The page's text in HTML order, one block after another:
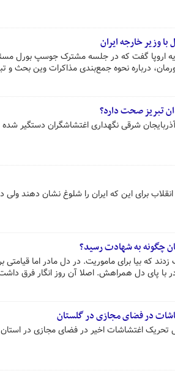
با وزیر خارجه ایران
اروپا گفت که در جلسه مشترک جوسپ بورل
درباره نحوه جمع‌بندی مذاکرات وین بحث
تبریز صحت دارد؟
انقلاب برای این که ایران را شلوغ نشان دهند
زدند که بیا برای ماموریت. در دل مادر اما
با پای دل همراهش. اصلا آن روز انگار فرق
در فضای مجازی در گلستان
تحریک اغتشاشات اخیر در فضای مجازی در